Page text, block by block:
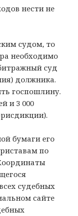
нести не
судом, то
необходимо
суд
должника.
госпошлину.
и 3 000
бумаги его
по
судебных
сайте